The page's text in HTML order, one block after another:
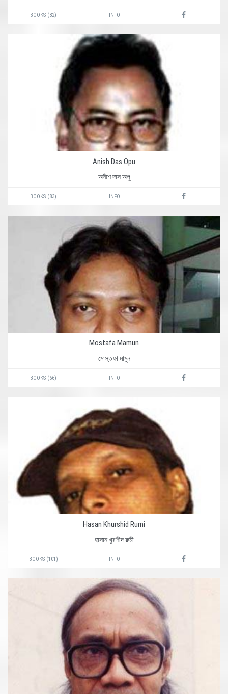
BOOKS (82) INFO
Anish Das Opu
অনীশ দাস অপু
BOOKS (83) INFO
Mostafa Mamun
মোস্তফা মামুন
BOOKS (66) INFO
Hasan Khurshid Rumi
হাসান খুরশীদ রুমী
BOOKS (101) INFO